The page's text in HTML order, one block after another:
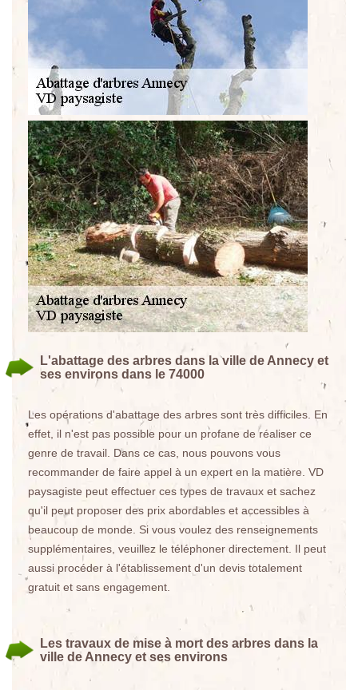
L'abattage des arbres dans la ville de Annecy et
ses environs dans le 74000
Les opérations d'abattage des arbres sont très difficiles. En
effet, il n'est pas possible pour un profane de réaliser ce
genre de travail. Dans ce cas, nous pouvons vous
recommander de faire appel à un expert en la matière. VD
paysagiste peut effectuer ces types de travaux et sachez
qu'il peut proposer des prix abordables et accessibles à
beaucoup de monde. Si vous voulez des renseignements
supplémentaires, veuillez le téléphoner directement. Il peut
aussi procéder à l'établissement d'un devis totalement
gratuit et sans engagement.
Les travaux de mise à mort des arbres dans la
ville de Annecy et ses environs